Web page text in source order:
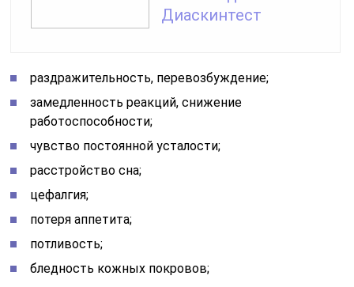
Диаскинтест
раздражительность, перевозбуждение;
замедленность реакций, снижение
работоспособности;
чувство постоянной усталости;
расстройство сна;
цефалгия;
потеря аппетита;
потливость;
бледность кожных покровов;